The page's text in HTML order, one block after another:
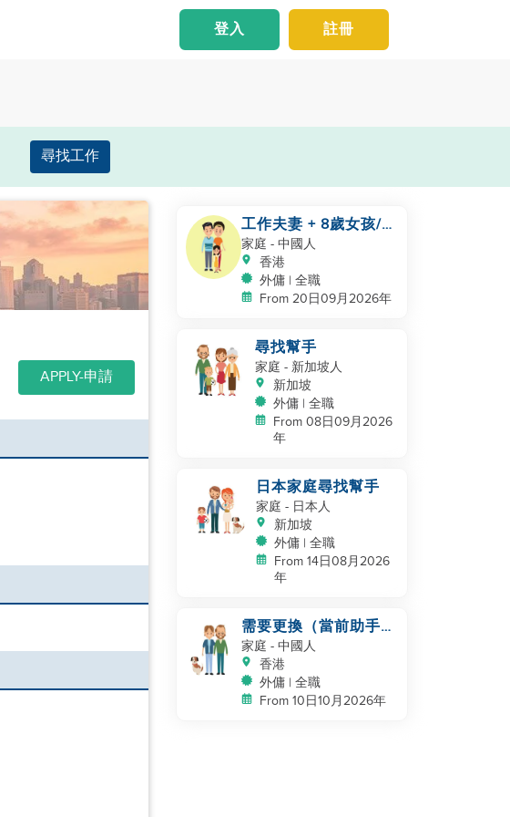
註冊
登入
尋找工作
APPLY-申請
工作夫妻 + 8歲女孩/
自有房間和洗手間/
5500-6000
家庭 - 中國人
香港
外傭 | 全職
From 20日09月2026年
尋找幫手
家庭 - 新加坡人
新加坡
外傭 | 全職
From 08日09月2026
年
日本家庭尋找幫手
家庭 - 日本人
新加坡
外傭 | 全職
From 14日08月2026
年
需要更換（當前助手服
務30年）
家庭 - 中國人
香港
外傭 | 全職
From 10日10月2026年